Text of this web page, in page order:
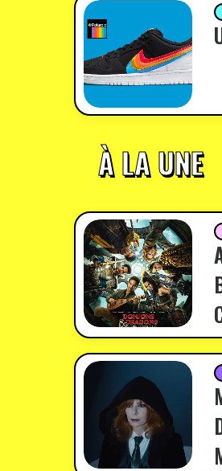
À LA UNE